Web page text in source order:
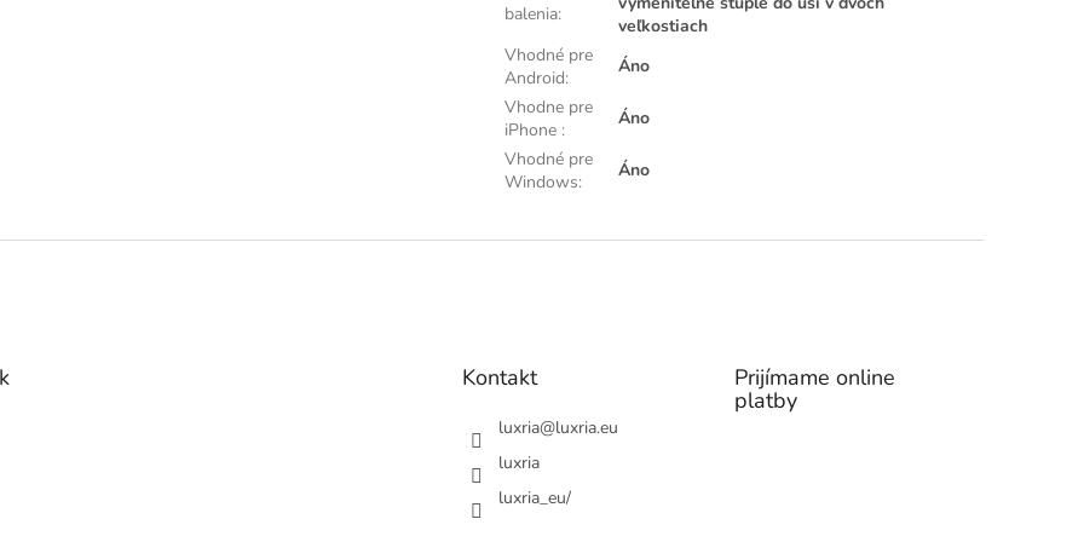
balenia:
veľkostiach
Vhodné pre
Android:
Áno
Vhodne pre
iPhone :
Áno
Vhodné pre
Windows:
Áno
Kontakt
luxria@luxria.eu
luxria
luxria_eu/
Prijímame online
platby